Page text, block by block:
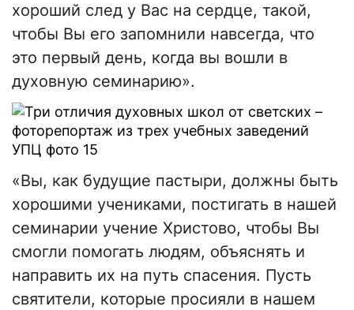
хороший след у Вас на сердце, такой,
чтобы Вы его запомнили навсегда, что
это первый день, когда вы вошли в
духовную семинарию».
«Вы, как будущие пастыри, должны быть
хорошими учениками, постигать в нашей
семинарии учение Христово, чтобы Вы
смогли помогать людям, объяснять и
направить их на путь спасения. Пусть
святители, которые просияли в нашем